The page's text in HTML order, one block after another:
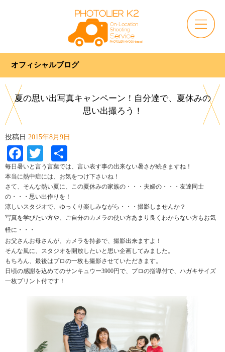
オフィシャルブログ
夏の思い出写真キャンペーン！自分達で、夏休みの
思い出撮ろう！
投稿日 2015年8月9日
Facebook
Twitter
有
毎日暑いと言う言葉では、言い表す事の出来ない暑さが続きますね！
本当に熱中症には、お気をつけ下さいね！
さて、そんな熱い夏に、この夏休みの家族の・・・夫婦の・・・友達同士
の・・・思い出作りを！
涼しいスタジオで、ゆっくり楽しみながら・・・撮影しませんか？
写真を学びたい方や、ご自分のカメラの使い方あまり良くわからない方もお気
軽に・・・
お父さんお母さんが、カメラを持参で、撮影出来ますよ！
そんな風に、スタジオを開放したいと思い企画してみました。
もちろん、最後はプロの一枚も撮影させていただきます。
日頃の感謝を込めてのサンキュウー3900円で、プロの指導付で、ハガキサイズ
一枚プリント付です！